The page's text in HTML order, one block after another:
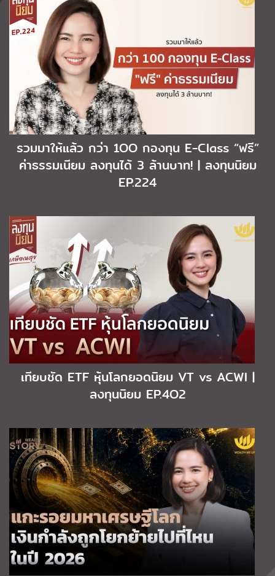
รวมมาให้แล้ว กว่า 1OO กองทุน E-Class “ฟรี”
ค่าธรรมเนียม ลงทุนได้ 3 ล้านบาท! | ลงทุนนิยม
EP.224
เทียบชัด ETF หุ้นโลกยอดนิยม VT vs ACWI |
ลงทุนนิยม EP.4O2